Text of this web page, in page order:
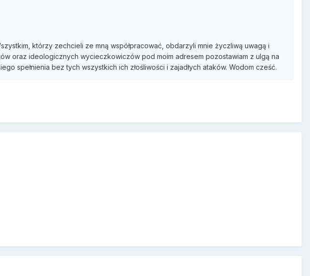
którzy zechcieli ze mną współpracować, obdarzyli mnie życzliwą uwagą i
oraz ideologicznych wycieczkowiczów pod moim adresem pozostawiam z ulgą na
spełnienia bez tych wszystkich ich złośliwości i zajadłych ataków. Wodom cześć.